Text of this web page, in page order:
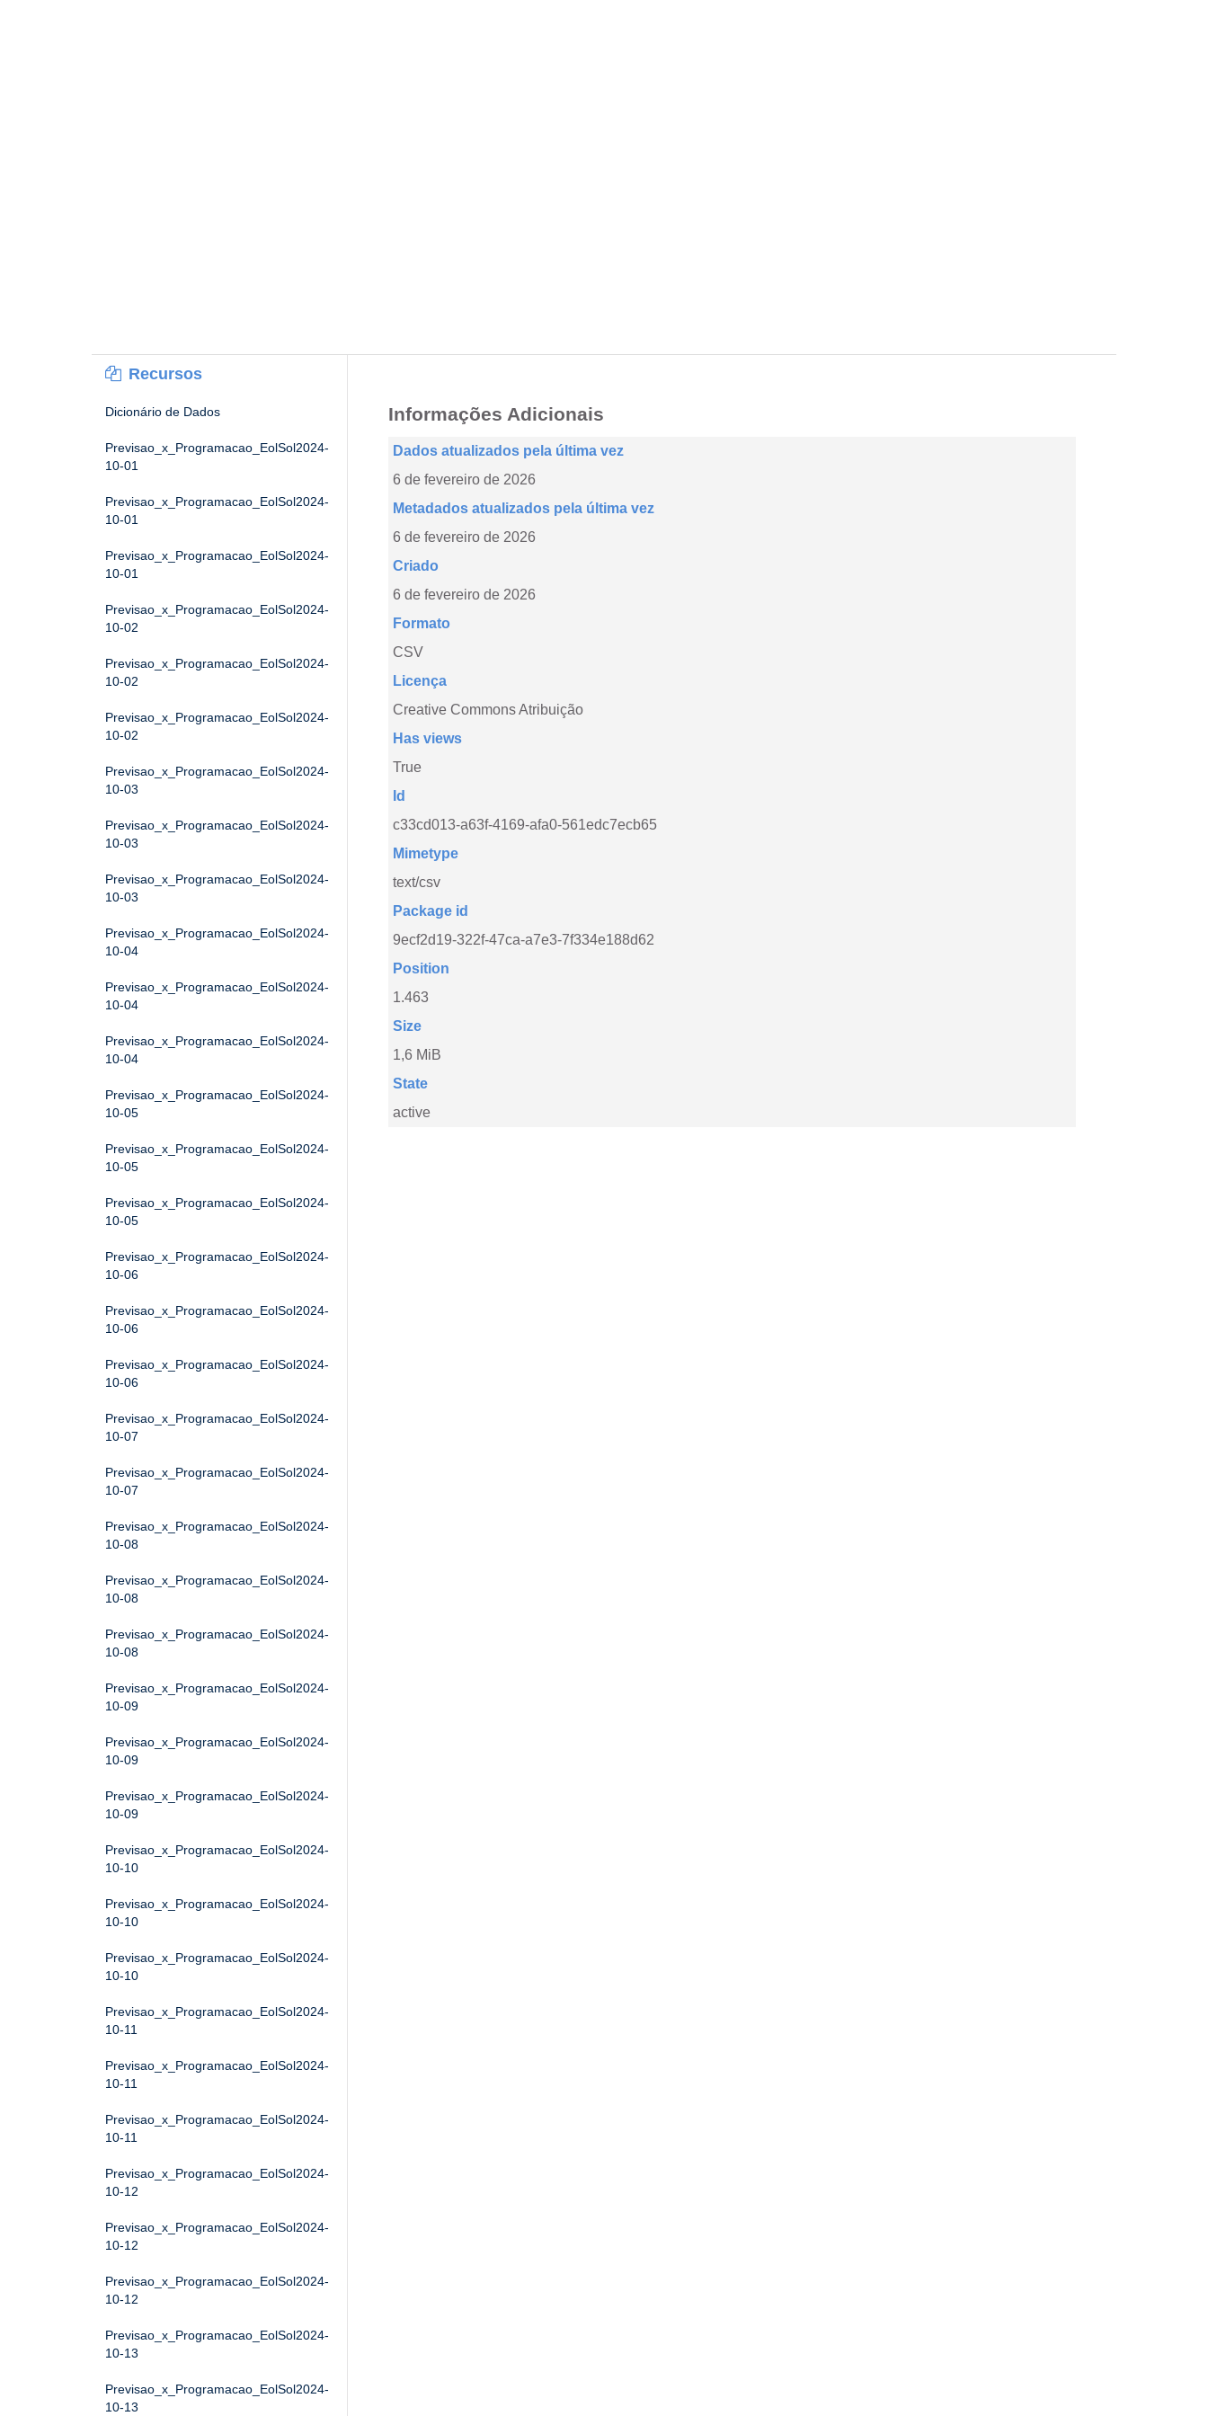
Recursos
Dicionário de Dados
Previsao_x_Programacao_EolSol2024-
10-01
Previsao_x_Programacao_EolSol2024-
10-01
Previsao_x_Programacao_EolSol2024-
10-01
Previsao_x_Programacao_EolSol2024-
10-02
Previsao_x_Programacao_EolSol2024-
10-02
Previsao_x_Programacao_EolSol2024-
10-02
Previsao_x_Programacao_EolSol2024-
10-03
Previsao_x_Programacao_EolSol2024-
10-03
Previsao_x_Programacao_EolSol2024-
10-03
Previsao_x_Programacao_EolSol2024-
10-04
Previsao_x_Programacao_EolSol2024-
10-04
Previsao_x_Programacao_EolSol2024-
10-04
Previsao_x_Programacao_EolSol2024-
10-05
Previsao_x_Programacao_EolSol2024-
10-05
Previsao_x_Programacao_EolSol2024-
10-05
Previsao_x_Programacao_EolSol2024-
10-06
Previsao_x_Programacao_EolSol2024-
10-06
Previsao_x_Programacao_EolSol2024-
10-06
Previsao_x_Programacao_EolSol2024-
10-07
Previsao_x_Programacao_EolSol2024-
10-07
Previsao_x_Programacao_EolSol2024-
10-08
Previsao_x_Programacao_EolSol2024-
10-08
Previsao_x_Programacao_EolSol2024-
10-08
Previsao_x_Programacao_EolSol2024-
10-09
Previsao_x_Programacao_EolSol2024-
10-09
Previsao_x_Programacao_EolSol2024-
10-09
Previsao_x_Programacao_EolSol2024-
10-10
Previsao_x_Programacao_EolSol2024-
10-10
Previsao_x_Programacao_EolSol2024-
10-10
Previsao_x_Programacao_EolSol2024-
10-11
Previsao_x_Programacao_EolSol2024-
10-11
Previsao_x_Programacao_EolSol2024-
10-11
Previsao_x_Programacao_EolSol2024-
10-12
Previsao_x_Programacao_EolSol2024-
10-12
Previsao_x_Programacao_EolSol2024-
10-12
Previsao_x_Programacao_EolSol2024-
10-13
Previsao_x_Programacao_EolSol2024-
10-13
Informações Adicionais
Dados atualizados pela última vez
6 de fevereiro de 2026
Metadados atualizados pela última vez
6 de fevereiro de 2026
Criado
6 de fevereiro de 2026
Formato
CSV
Licença
Creative Commons Atribuição
Has views
True
Id
c33cd013-a63f-4169-afa0-561edc7ecb65
Mimetype
text/csv
Package id
9ecf2d19-322f-47ca-a7e3-7f334e188d62
Position
1.463
Size
1,6 MiB
State
active